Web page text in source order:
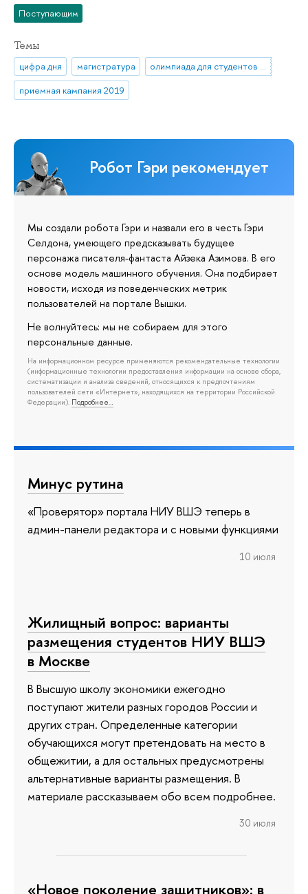
Поступающим
Темы
цифра дня магистратура
олимпиада для студентов и выпускников вузов
приемная кампания 2019
Робот Гэри рекомендует
Мы создали робота Гэри и назвали его в честь Гэри
Селдона, умеющего предсказывать будущее
персонажа писателя-фантаста Айзека Азимова. В его
основе модель машинного обучения. Она подбирает
новости, исходя из поведенческих метрик
пользователей на портале Вышки.
Не волнуйтесь: мы не собираем для этого
персональные данные.
На информационном ресурсе применяются рекомендательные технологии
(информационные технологии предоставления информации на основе сбора,
систематизации и анализа сведений, относящихся к предпочтениям
пользователей сети «Интернет», находящихся на территории Российской
Федерации). Подробнее…
Минус рутина
«Проверятор» портала НИУ ВШЭ теперь в
админ-панели редактора и с новыми функциями
10 июля
Жилищный вопрос: варианты
размещения студентов НИУ ВШЭ
в Москве
В Высшую школу экономики ежегодно
поступают жители разных городов России и
других стран. Определенные категории
обучающихся могут претендовать на место в
общежитии, а для остальных предусмотрены
альтернативные варианты размещения. В
материале рассказываем обо всем подробнее.
30 июля
«Новое поколение защитников»: в